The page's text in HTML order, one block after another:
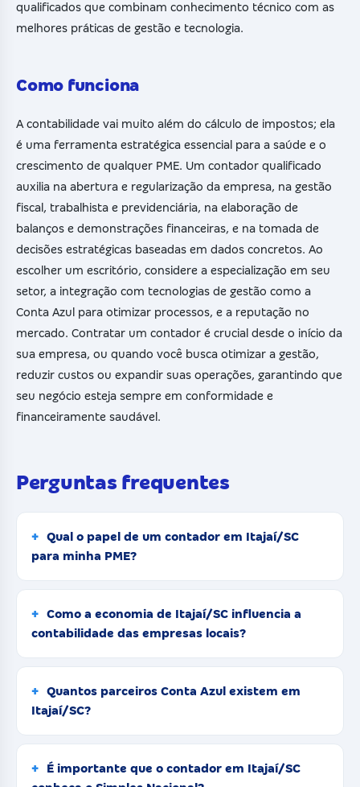
qualificados que combinam conhecimento técnico com as
melhores práticas de gestão e tecnologia.
Como funciona
A contabilidade vai muito além do cálculo de impostos; ela
é uma ferramenta estratégica essencial para a saúde e o
crescimento de qualquer PME. Um contador qualificado
auxilia na abertura e regularização da empresa, na gestão
fiscal, trabalhista e previdenciária, na elaboração de
balanços e demonstrações financeiras, e na tomada de
decisões estratégicas baseadas em dados concretos. Ao
escolher um escritório, considere a especialização em seu
setor, a integração com tecnologias de gestão como a
Conta Azul para otimizar processos, e a reputação no
mercado. Contratar um contador é crucial desde o início da
sua empresa, ou quando você busca otimizar a gestão,
reduzir custos ou expandir suas operações, garantindo que
seu negócio esteja sempre em conformidade e
financeiramente saudável.
Perguntas frequentes
Qual o papel de um contador em Itajaí/SC
para minha PME?
Como a economia de Itajaí/SC influencia a
contabilidade das empresas locais?
Quantos parceiros Conta Azul existem em
Itajaí/SC?
É importante que o contador em Itajaí/SC